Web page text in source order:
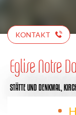
KONTAKT
Eglise Notre
STÄTTE UND DENKMAL,